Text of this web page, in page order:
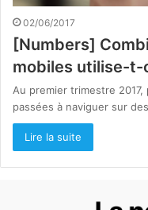
02/06/2017
[Numbers]
mobiles utilise-t-
Au premier trimestre
passées à naviguer sur
Lire la suite